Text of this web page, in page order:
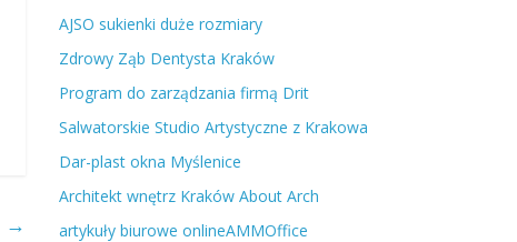
→
AJSO sukienki duże rozmiary
Zdrowy Ząb Dentysta Kraków
Program do zarządzania firmą Drit
Salwatorskie Studio Artystyczne z Krakowa
Dar-plast okna Myślenice
Architekt wnętrz Kraków About Arch
artykuły biurowe onlineAMMOffice